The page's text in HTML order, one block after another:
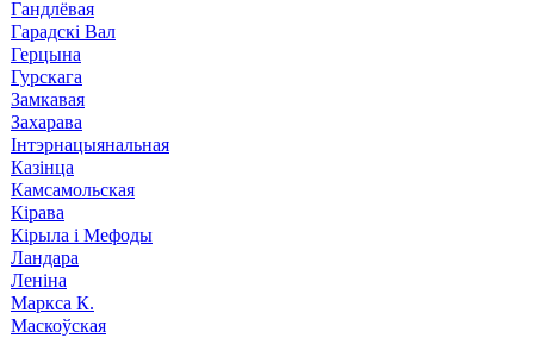
Гандлёвая
Гарадскі Вал
Герцына
Гурскага
Замкавая
Захарава
Інтэрнацыянальная
Казінца
Камсамольская
Кірава
Кірыла і Мефоды
Ландара
Леніна
Маркса К.
Маскоўская